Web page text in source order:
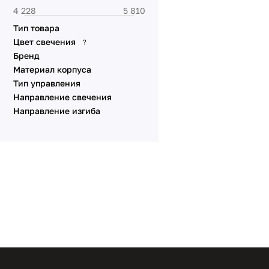
Тип товара
Цвет свечения
?
Бренд
Материал корпуса
Тип управления
Направление свечения
Направление изгиба